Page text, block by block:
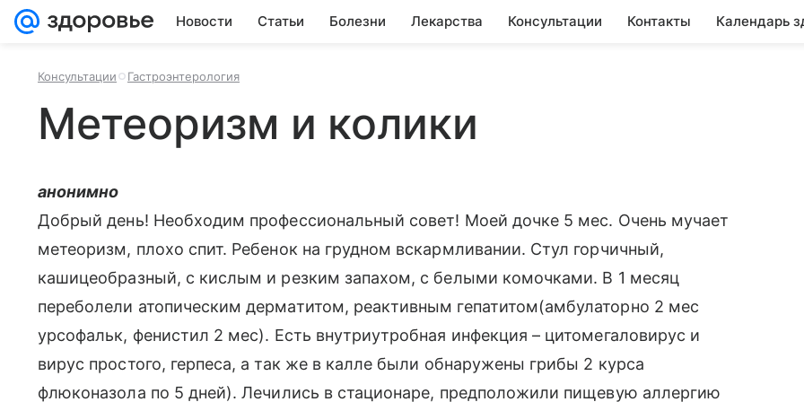
Новости Статьи Болезни Лекарства Консультации Контакты Календарь
Консультации Гастроэнтерология
Метеоризм и колики
анонимно
Добрый день! Необходим профессиональный совет! Моей дочке 5 мес. Очень мучает
метеоризм, плохо спит. Ребенок на грудном вскармливании. Стул горчичный,
кашицеобразный, с кислым и резким запахом, с белыми комочками. В 1 месяц
переболели атопическим дерматитом, реактивным гепатитом(амбулаторно 2 мес
урсофальк, фенистил 2 мес). Есть внутриутробная инфекция – цитомегаловирус и
вирус простого, герпеса, а так же в калле были обнаружены грибы 2 курса
флюконазола по 5 дней). Лечились в стационаре, предположили пищевую аллергию